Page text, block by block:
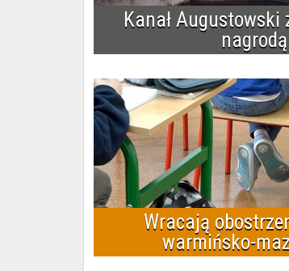
Kanał Augustowski
nagrodą
Wracają
warmińsko-